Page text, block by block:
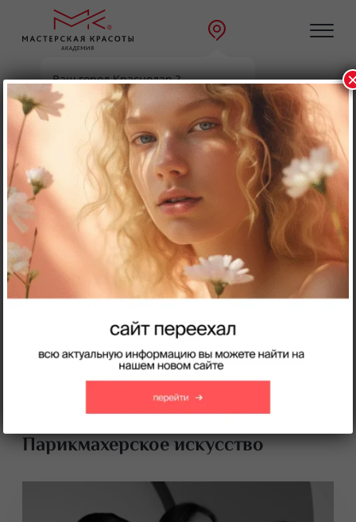
Ваш город Краснодар ?
Выбрать другой
Главная Направления
Парикмахерское искусство
Направления:
Перманентный макияж
Парикмахерское искусство
Ногтевой сервис
Косметология
Инъекционная косметология
Визаж
Ресницы Брови
Парикмахерское искусство